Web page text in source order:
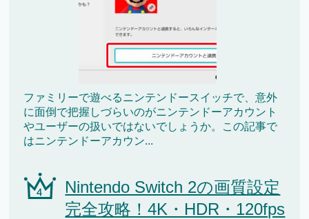
ファミリーで遊べるニンテンドースイッチで、意外
に面倒で把握しづらいのがニンテンドーアカウント
やユーザーの扱いではないでしょうか。この記事で
はニンテンドーアカウン...
Nintendo Switch 2の画質設定
完全攻略！4K・HDR・120fps